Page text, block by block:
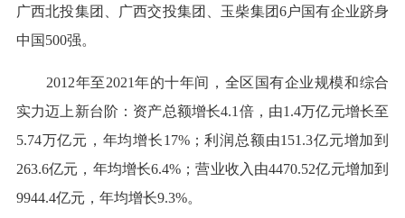
广西北投集团、广西交投集团、玉柴集团6户国有企业跻身
中国500强。
2012年至2021年的十年间，全区国有企业规模和综合
实力迈上新台阶：资产总额增长4.1倍，由1.4万亿元增长至
5.74万亿元，年均增长17%；利润总额由151.3亿元增加到
263.6亿元，年均增长6.4%；营业收入由4470.52亿元增加到
9944.4亿元，年均增长9.3%。